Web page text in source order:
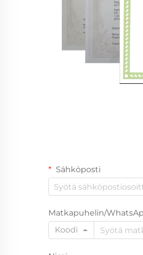
Sähköposti
Matkapuhelin/
Koodi